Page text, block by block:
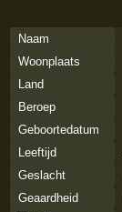
Naam
Woonplaats
Land
Beroep
Geboortedatum
Leeftijd
Geslacht
Geaardheid